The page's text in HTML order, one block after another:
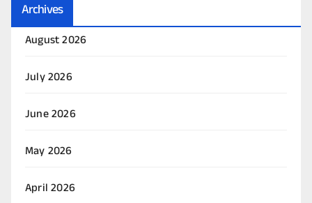
Archives
August 2026
July 2026
June 2026
May 2026
April 2026